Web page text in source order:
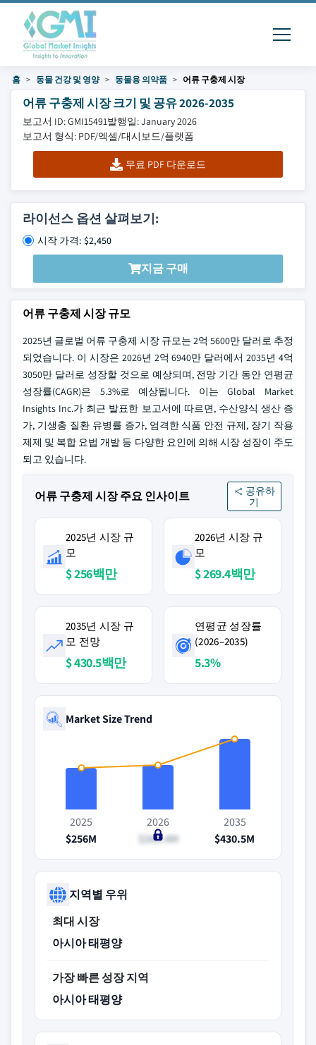
홈 동물 건강 및 영양 동물용 의약품 어류 구충제 시장
어류 구충제 시장 크기 및 공유 2026-2035
보고서 ID: GMI15491발행일: January 2026
보고서 형식: PDF/엑셀/대시보드/플랫폼
무료 PDF 다운로드
라이선스 옵션 살펴보기:
시작 가격: $2,450
지금 구매
어류 구충제 시장 규모
2025년 글로벌 어류 구충제 시장 규모는 2억 5600만 달러로 추정
되었습니다. 이 시장은 2026년 2억 6940만 달러에서 2035년 4억
3050만 달러로 성장할 것으로 예상되며, 전망 기간 동안 연평균
성장률(CAGR)은 5.3%로 예상됩니다. 이는 Global Market
Insights Inc.가 최근 발표한 보고서에 따르면, 수산양식 생산 증
가, 기생충 질환 유병률 증가, 엄격한 식품 안전 규제, 장기 작용
제제 및 복합 요법 개발 등 다양한 요인에 의해 시장 성장이 주도
되고 있습니다.
어류 구충제 시장 주요 인사이트
공유하
기
2025년 시장 규
모
$ 256백만
2026년 시장 규
모
$ 269.4백만
2035년 시장 규
모 전망
$ 430.5백만
연평균 성장률
(2026–2035)
5.3%
Market Size Trend
2025
$256M
2026
$269.4M
2035
$430.5M
지역별 우위
최대 시장
아시아 태평양
가장 빠른 성장 지역
아시아 태평양